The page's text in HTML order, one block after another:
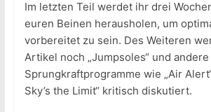
Im letzten Teil werdet ihr drei
euren Beinen herausholen, um
vorbereitet zu sein. Des Weiteren
Artikel noch „Jumpsoles“ und andere
Sprungkraftprogramme wie „Air
Sky’s the Limit“ kritisch diskutiert.